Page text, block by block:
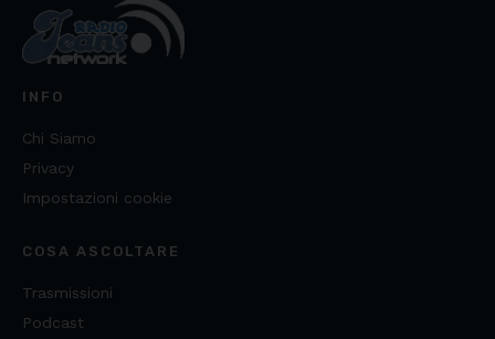
INFO
Chi Siamo
Privacy
Impostazioni cookie
COSA ASCOLTARE
Trasmissioni
Podcast